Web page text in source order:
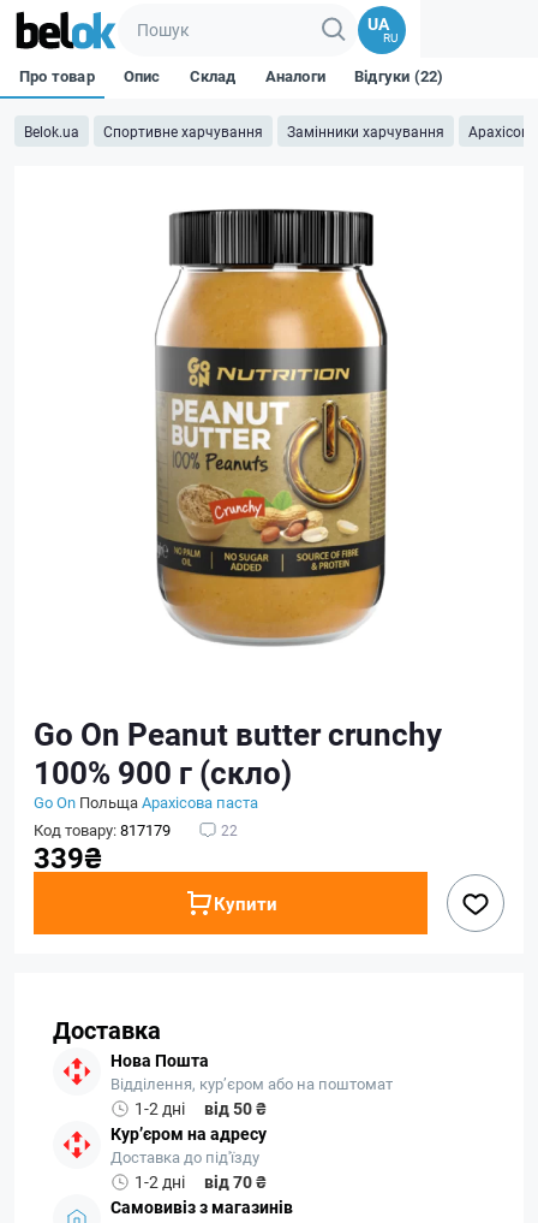
UA
RU
Belok.ua Спортивне харчування Замінники харчування
Про товар Опис Склад Аналоги Відгуки (22)
Go On Peanut вutter crunchy
100% 900 г (скло)
Go On ПольщаАрахісова паста
Код товару:817179 22
339₴
Купити
Доставка
Нова Пошта
Відділення, кур’єром або на поштомат
1-2 дні
від 50 ₴
Кур’єром на адресу
Доставка до під'їзду
1-2 дні
від 70 ₴
Самовивіз з магазинів